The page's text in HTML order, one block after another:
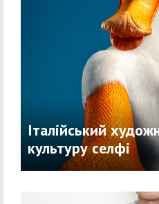
Італійський
культуру селфі